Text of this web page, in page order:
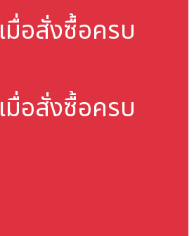
เมื่อสั่งซื้อครบ
เมื่อสั่งซื้อครบ